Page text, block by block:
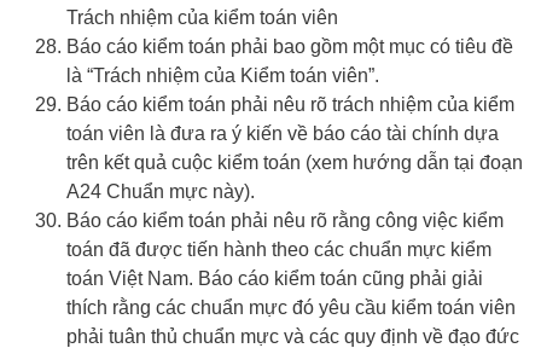
Trách nhiệm của kiểm toán viên
Báo cáo kiểm toán phải bao gồm một mục có tiêu đề
là “Trách nhiệm của Kiểm toán viên”.
Báo cáo kiểm toán phải nêu rõ trách nhiệm của kiểm
toán viên là đưa ra ý kiến về báo cáo tài chính dựa
trên kết quả cuộc kiểm toán (xem hướng dẫn tại đoạn
A24 Chuẩn mực này).
Báo cáo kiểm toán phải nêu rõ rằng công việc kiểm
toán đã được tiến hành theo các chuẩn mực kiểm
toán Việt Nam. Báo cáo kiểm toán cũng phải giải
thích rằng các chuẩn mực đó yêu cầu kiểm toán viên
phải tuân thủ chuẩn mực và các quy định về đạo đức